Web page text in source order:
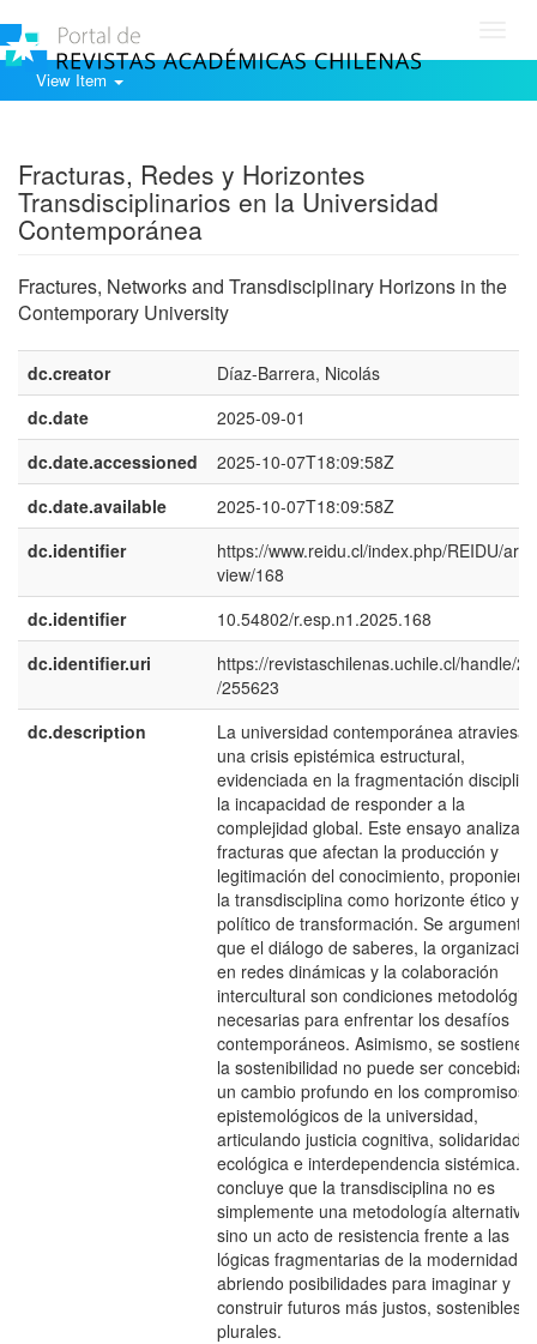
View Item
Fracturas, Redes y Horizontes
Transdisciplinarios en la Universidad
Contemporánea
Fractures, Networks and Transdisciplinary Horizons in the
Contemporary University
dc.creator
Díaz-Barrera, Nicolás
dc.date
2025-09-01
dc.date.accessioned
2025-10-07T18:09:58Z
dc.date.available
2025-10-07T18:09:58Z
dc.identifier
https://www.reidu.cl/index.php/REIDU/
view/168
dc.identifier
10.54802/r.esp.n1.2025.168
dc.identifier.uri
https://revistaschilenas.uchile.cl/handle/
/255623
dc.description
La universidad contemporánea atraviesa
una crisis epistémica estructural,
evidenciada en la fragmentación
la incapacidad de responder a la
complejidad global. Este ensayo analiza
fracturas que afectan la producción y
legitimación del conocimiento,
la transdisciplina como horizonte ético y
político de transformación. Se argumenta
que el diálogo de saberes, la organización
en redes dinámicas y la colaboración
intercultural son condiciones
necesarias para enfrentar los desafíos
contemporáneos. Asimismo, se sostiene
la sostenibilidad no puede ser concebida
un cambio profundo en los compromisos
epistemológicos de la universidad,
articulando justicia cognitiva, solidaridad
ecológica e interdependencia sistémica.
concluye que la transdisciplina no es
simplemente una metodología alternativa,
sino un acto de resistencia frente a las
lógicas fragmentarias de la modernidad,
abriendo posibilidades para imaginar y
construir futuros más justos, sostenibles y
plurales.